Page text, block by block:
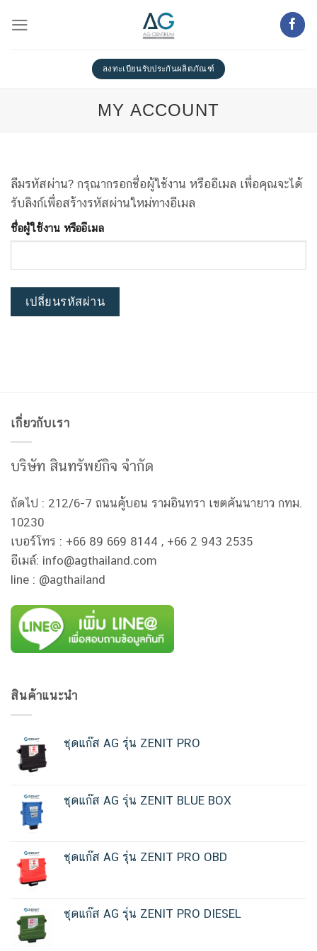
ลงทะเบียนรับประกันผลิตภัณฑ์
MY ACCOUNT
ลืมรหัสผ่าน? กรุณากรอกชื่อผู้ใช้งาน หรืออีเมล เพื่อคุณจะได้
รับลิงก์เพื่อสร้างรหัสผ่านใหม่ทางอีเมล
ชื่อผู้ใช้งาน หรืออีเมล
เปลี่ยนรหัสผ่าน
เกี่ยวกับเรา
บริษัท สินทรัพย์กิจ จำกัด
ถัดไป : 212/6-7 ถนนคู้บอน รามอินทรา เขตคันนายาว กทม.
10230
เบอร์โทร : +66 89 669 8144 , +66 2 943 2535
อีเมล์: info@agthailand.com
line : @agthailand
สินค้าแนะนำ
ชุดแก๊ส AG รุ่น ZENIT PRO
ชุดแก๊ส AG รุ่น ZENIT BLUE BOX
ชุดแก๊ส AG รุ่น ZENIT PRO OBD
ชุดแก๊ส AG รุ่น ZENIT PRO DIESEL